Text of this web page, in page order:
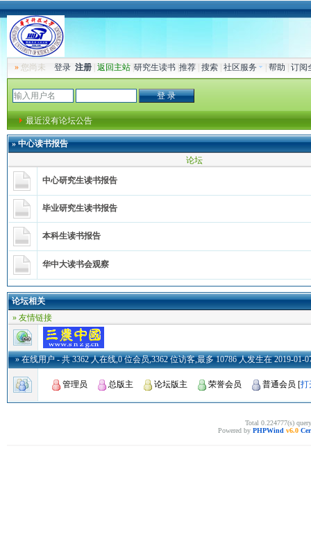
»您尚未 登录 注册| 返回主站| 研究生读书| 推荐| 搜索| 社区服务 帮助 订阅
最近没有论坛公告
»中心读书报告
论坛
中心研究生读书报告
毕业研究生读书报告
本科生读书报告
华中大读书会观察
论坛相关
» 友情链接
» 在线用户- 共 3362 人在线,0 位会员,3362 位访客,最多 10786 人发生在 2019-01-
管理员 总版主 论坛版主 荣誉会员 普通会员 [打
Total 0.224777(s)
Powered by PHPWind v6.0